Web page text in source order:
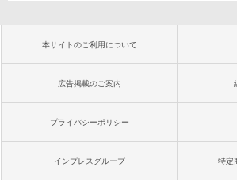
本サイトのご利用について
広告掲載のご案内
プライバシーポリシー
インプレスグループ 特定